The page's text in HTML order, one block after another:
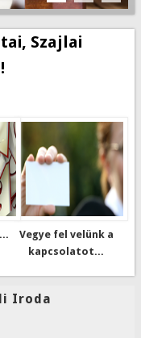
Szajlai
Vegye fel velünk a
kapcsolatot...
Iroda